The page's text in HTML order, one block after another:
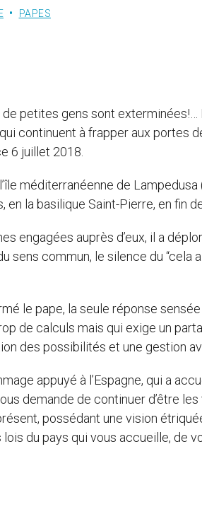
PAPES
de petites gens sont
continuent à frapper aux portes
6 juillet 2018.
méditerranéenne de
la basilique Saint-Pierre, en fin
engagées auprès d’eux, il a
sens commun, le silence du “cela
le pape, la seule réponse
de calculs mais qui exige un
des possibilités et une gestion
appuyé à l’Espagne, qui a
demande de continuer d’être
possédant une vision
du pays qui vous accueille, de